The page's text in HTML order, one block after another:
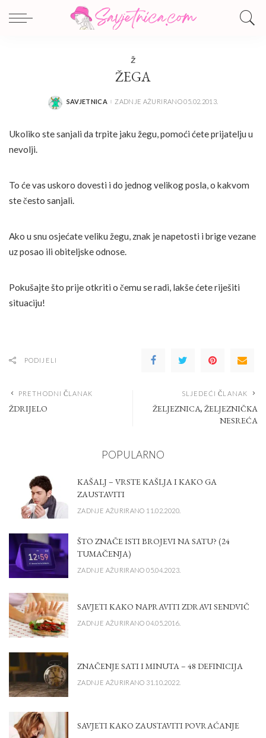
Ž
ŽEGA
POSTED
SAVJETNICA ZADNJE AŽURIRANO 05.02.2013.
Ukoliko ste sanjali da trpite jaku žegu, pomoći ćete prijatelju u
nevolji.
To će vas uskoro dovesti i do jednog velikog posla, o kakvom
ste često sanjali.
Ako u snu osjećate veliku žegu, znak je napetosti i brige vezane
uz posao ili obiteljske odnose.
Pokušajte što prije otkriti o čemu se radi, lakše ćete riješiti
situaciju!
PODIJELI
PRETHODNI ČLANAK
ŽDRIJELO
SLJEDEĆI ČLANAK
ŽELJEZNICA, ŽELJEZNIČKA
NESREĆA
POPULARNO
KAŠALJ – VRSTE KAŠLJA I KAKO GA
ZAUSTAVITI
ZADNJE AŽURIRANO 11.02.2020.
ŠTO ZNAČE ISTI BROJEVI NA SATU? (24
TUMAČENJA)
ZADNJE AŽURIRANO 05.04.2023.
SAVJETI KAKO NAPRAVITI ZDRAVI SENDVIČ
ZADNJE AŽURIRANO 04.05.2016.
ZNAČENJE SATI I MINUTA – 48 DEFINICIJA
ZADNJE AŽURIRANO 31.10.2022.
SAVJETI KAKO ZAUSTAVITI POVRAĆANJE